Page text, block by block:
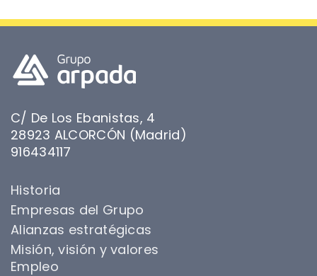
C/ De Los Ebanistas, 4
28923 ALCORCÓN (Madrid)
916434117
Historia
Empresas del Grupo
Alianzas estratégicas
Misión, visión y valores
Empleo